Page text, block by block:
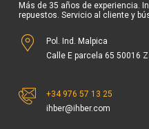
Más de 35 años de experiencia.
repuestos. Servicio al cliente y
Pol. Ind. Malpica
Calle E parcela 65 50016
+34 976 57 13 25
ihber@ihber.com